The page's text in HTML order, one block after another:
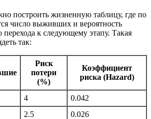
построить жизненную таблицу, где по
число выживших и вероятность
к следующему этапу. Такая
так:
Риск
потери
(%)
Коэффициент
риска (Hazard)
4
0.042
2.5
0.026